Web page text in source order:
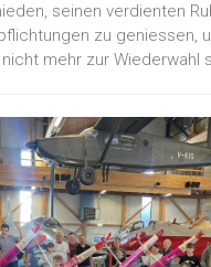
seinen verdienten
zu geniessen,
mehr zur Wiederwahl